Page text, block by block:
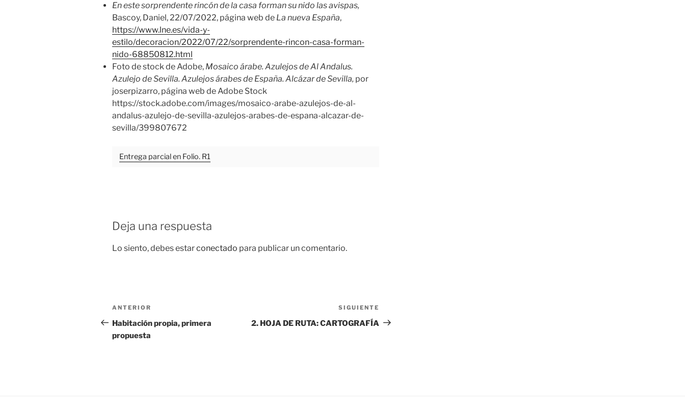
En este sorprendente rincón de la casa forman su nido las avispas,
Bascoy, Daniel, 22/07/2022, página web de La nueva España,
https://www.lne.es/vida-y-
estilo/decoracion/2022/07/22/sorprendente-rincon-casa-forman-
nido-68850812.html
Foto de stock de Adobe, Mosaico árabe. Azulejos de Al Andalus.
Azulejo de Sevilla. Azulejos árabes de España. Alcázar de Sevilla, por
joserpizarro, página web de Adobe Stock
https://stock.adobe.com/images/mosaico-arabe-azulejos-de-al-
andalus-azulejo-de-sevilla-azulejos-arabes-de-espana-alcazar-de-
sevilla/399807672
Entrega parcial en Folio. R1
Deja una respuesta
Lo siento, debes estarconectado para publicar un comentario.
Navegación
de
entradas
Entrada
anterior:
ANTERIOR
Habitación propia, primera
propuesta
entrada
SIGUIENTE
2. HOJA DE RUTA: CARTOGRAFÍA